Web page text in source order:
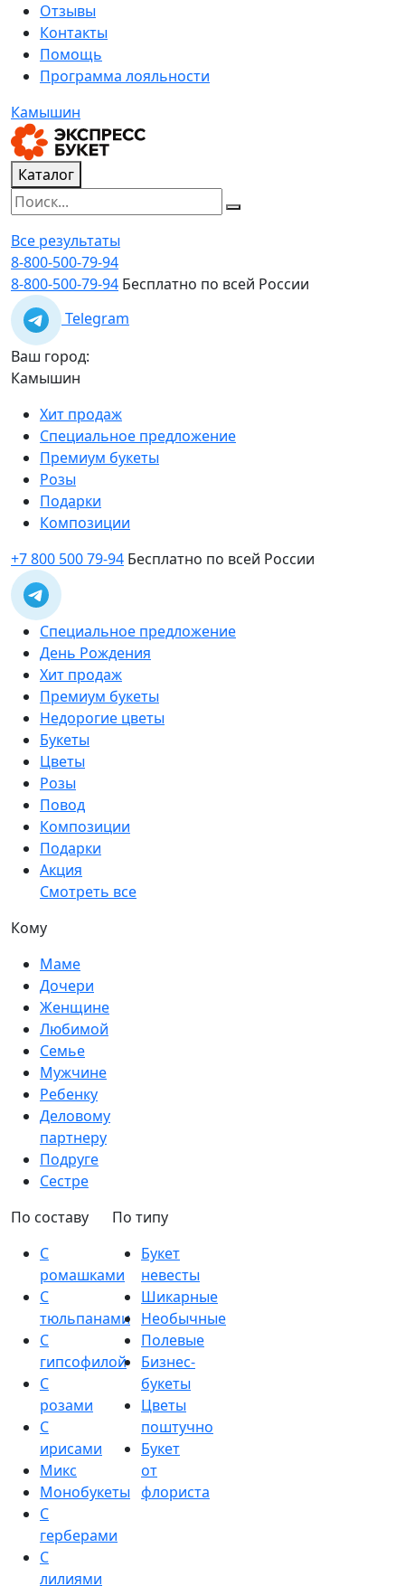
Отзывы
Контакты
Помощь
Программа лояльности
Камышин
Каталог
Все результаты
8-800-500-79-94
8-800-500-79-94 Бесплатно по всей России
Telegram
Ваш город:
Камышин
Хит продаж
Специальное предложение
Премиум букеты
Розы
Подарки
Композиции
+7 800 500 79-94 Бесплатно по всей России
Специальное предложение
День Рождения
Хит продаж
Премиум букеты
Недорогие цветы
Букеты
Цветы
Розы
Повод
Композиции
Подарки
Акция
Смотреть все
Кому
Маме
Дочери
Женщине
Любимой
Семье
Мужчине
Ребенку
Деловому
партнеру
Подруге
Сестре
По составу
С
ромашками
С
тюльпанами
С
гипсофилой
С
розами
С
ирисами
Микс
Монобукеты
С
герберами
С
лилиями
По типу
Букет
невесты
Шикарные
Необычные
Полевые
Бизнес-
букеты
Цветы
поштучно
Букет
от
флориста